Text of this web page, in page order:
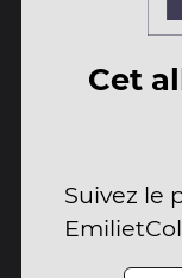
Cet
Suivez le